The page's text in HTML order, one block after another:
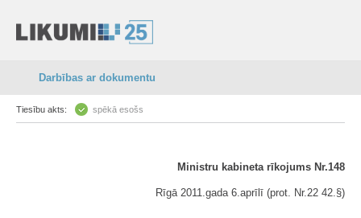
Darbības ar dokumentu
Tiesību akts: spēkā esošs
Ministru kabineta rīkojums Nr.148
Rīgā 2011.gada 6.aprīlī (prot. Nr.22 42.§)